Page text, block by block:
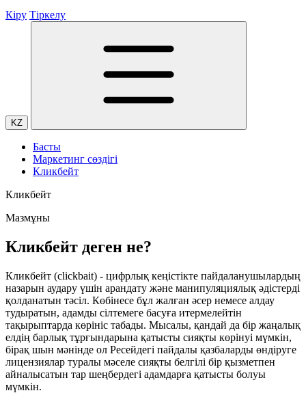
Кіру Тіркелу
KZ
Басты
Маркетинг сөздігі
Кликбейт
Кликбейт
Мазмұны
Кликбейт деген не?
Кликбейт (clickbait) - цифрлық кеңістікте пайдаланушылардың
назарын аудару үшін арандату және манипуляциялық әдістерді
қолданатын тәсіл. Көбінесе бұл жалған әсер немесе алдау
тудыратын, адамды сілтемеге басуға итермелейтін
тақырыптарда көрініс табады. Мысалы, қандай да бір жаңалық
елдің барлық тұрғындарына қатысты сияқты көрінуі мүмкін,
бірақ шын мәнінде ол Ресейдегі пайдалы қазбаларды өндіруге
лицензиялар туралы мәселе сияқты белгілі бір қызметпен
айналысатын тар шеңбердегі адамдарға қатысты болуы
мүмкін.